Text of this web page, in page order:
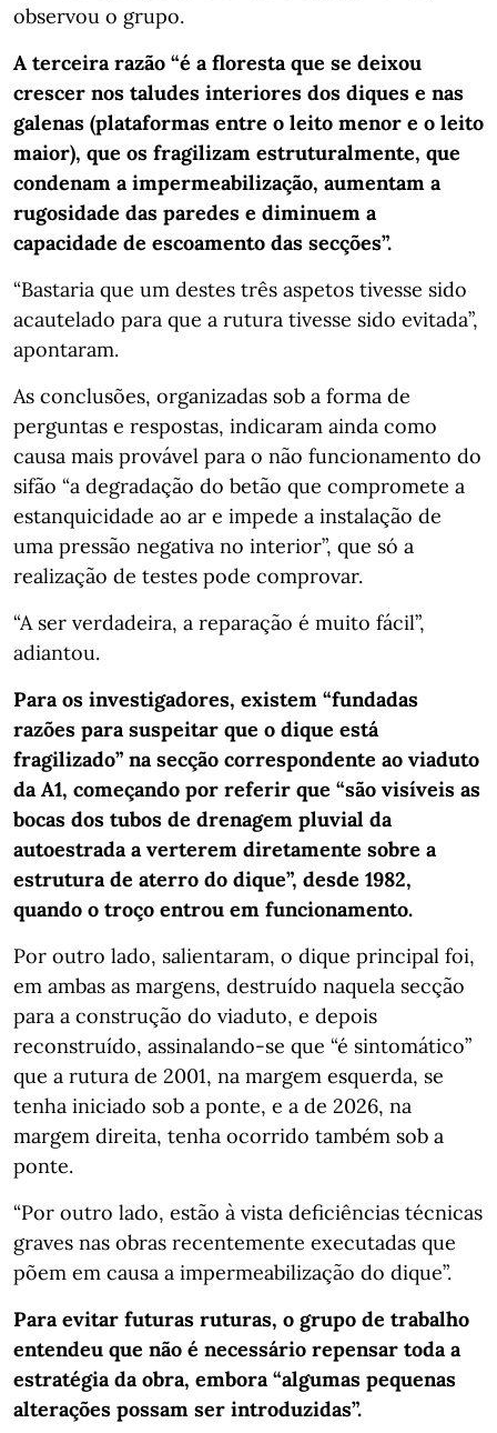
observou o grupo.
A terceira razão “é a floresta que se deixou
crescer nos taludes interiores dos diques e nas
galenas (plataformas entre o leito menor e o leito
maior), que os fragilizam estruturalmente, que
condenam a impermeabilização, aumentam a
rugosidade das paredes e diminuem a
capacidade de escoamento das secções”.
“Bastaria que um destes três aspetos tivesse sido
acautelado para que a rutura tivesse sido evitada”,
apontaram.
As conclusões, organizadas sob a forma de
perguntas e respostas, indicaram ainda como
causa mais provável para o não funcionamento do
sifão “a degradação do betão que compromete a
estanquicidade ao ar e impede a instalação de
uma pressão negativa no interior”, que só a
realização de testes pode comprovar.
“A ser verdadeira, a reparação é muito fácil”,
adiantou.
Para os investigadores, existem “fundadas
razões para suspeitar que o dique está
fragilizado” na secção correspondente ao viaduto
da A1, começando por referir que “são visíveis as
bocas dos tubos de drenagem pluvial da
autoestrada a verterem diretamente sobre a
estrutura de aterro do dique”, desde 1982,
quando o troço entrou em funcionamento.
Por outro lado, salientaram, o dique principal foi,
em ambas as margens, destruído naquela secção
para a construção do viaduto, e depois
reconstruído, assinalando-se que “é sintomático”
que a rutura de 2001, na margem esquerda, se
tenha iniciado sob a ponte, e a de 2026, na
margem direita, tenha ocorrido também sob a
ponte.
“Por outro lado, estão à vista deficiências técnicas
graves nas obras recentemente executadas que
põem em causa a impermeabilização do dique”.
Para evitar futuras ruturas, o grupo de trabalho
entendeu que não é necessário repensar toda a
estratégia da obra, embora “algumas pequenas
alterações possam ser introduzidas”.